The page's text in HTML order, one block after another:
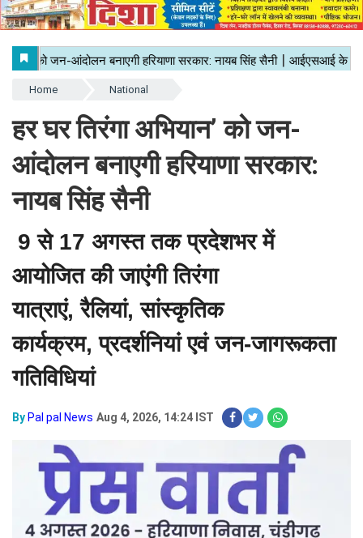
Home National
हर घर तिरंगा अभियान’ को जन-
आंदोलन बनाएगी हरियाणा सरकार:
नायब सिंह सैनी
9 से 17 अगस्त तक प्रदेशभर में
आयोजित की जाएंगी तिरंगा
यात्राएं, रैलियां, सांस्कृतिक
कार्यक्रम, प्रदर्शनियां एवं जन-जागरूकता
गतिविधियां
By Pal pal News Aug 4, 2026, 14:24 IST